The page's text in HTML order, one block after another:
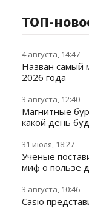
ТОП-
4 августа, 14:47
Назван самый
2026 года
3 августа, 12:40
Магнитные
какой день
31 июля, 18:27
Ученые
миф о пользе
3 августа, 10:46
Casio